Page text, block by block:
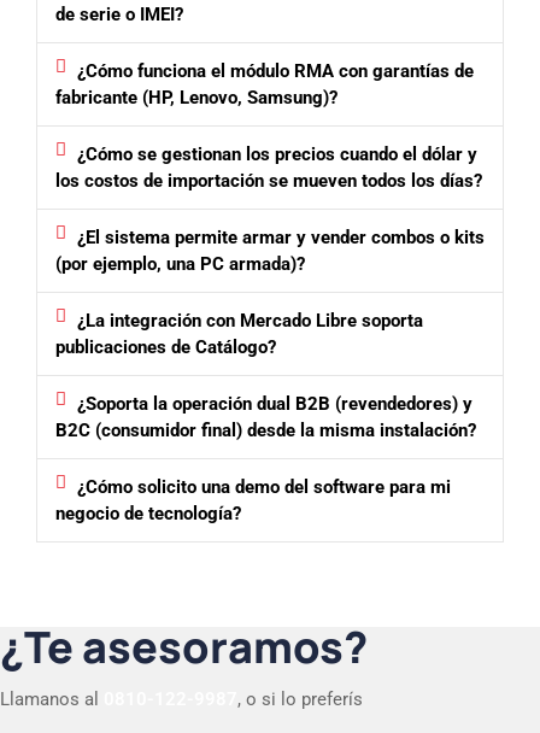
de serie o IMEI?
¿Cómo funciona el módulo RMA con garantías de
fabricante (HP, Lenovo, Samsung)?
¿Cómo se gestionan los precios cuando el dólar y
los costos de importación se mueven todos los días?
¿El sistema permite armar y vender combos o kits
(por ejemplo, una PC armada)?
¿La integración con Mercado Libre soporta
publicaciones de Catálogo?
¿Soporta la operación dual B2B (revendedores) y
B2C (consumidor final) desde la misma instalación?
¿Cómo solicito una demo del software para mi
negocio de tecnología?
¿Te asesoramos?
Llamanos al , o si lo preferís